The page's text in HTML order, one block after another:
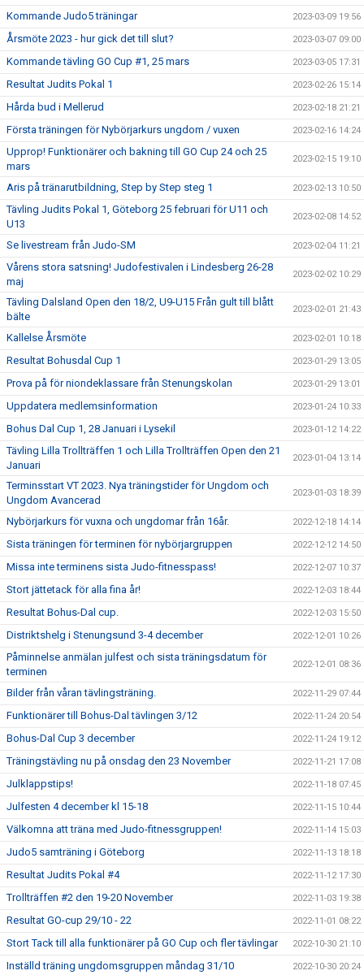
Kommande Judo5 träningar 2023-03-09 19:56
Årsmöte 2023 - hur gick det till slut? 2023-03-07 09:00
Kommande tävling GO Cup #1, 25 mars 2023-03-05 17:31
Resultat Judits Pokal 1 2023-02-26 15:14
Hårda bud i Mellerud 2023-02-18 21:21
Första träningen för Nybörjarkurs ungdom / vuxen 2023-02-16 14:24
Upprop! Funktionärer och bakning till GO Cup 24 och 25
mars
2023-02-15 19:10
Aris på tränarutbildning, Step by Step steg 1 2023-02-13 10:50
Tävling Judits Pokal 1, Göteborg 25 februari för U11 och
U13
2023-02-08 14:52
Se livestream från Judo-SM 2023-02-04 11:21
Vårens stora satsning! Judofestivalen i Lindesberg 26-28
maj
2023-02-02 10:29
Tävling Dalsland Open den 18/2, U9-U15 Från gult till blått
bälte
2023-02-01 21:43
Kallelse Årsmöte 2023-02-01 10:18
Resultat Bohusdal Cup 1 2023-01-29 13:05
Prova på för niondeklassare från Stenungskolan 2023-01-29 13:01
Uppdatera medlemsinformation 2023-01-24 10:33
Bohus Dal Cup 1, 28 Januari i Lysekil 2023-01-12 14:22
Tävling Lilla Trollträffen 1 och Lilla Trollträffen Open den 21
Januari
2023-01-04 13:14
Terminsstart VT 2023. Nya träningstider för Ungdom och
Ungdom Avancerad
2023-01-03 18:39
Nybörjarkurs för vuxna och ungdomar från 16år. 2022-12-18 14:14
Sista träningen för terminen för nybörjargruppen 2022-12-12 14:50
Missa inte terminens sista Judo-fitnesspass! 2022-12-07 10:37
Stort jättetack för alla fina år! 2022-12-03 18:44
Resultat Bohus-Dal cup. 2022-12-03 15:50
Distriktshelg i Stenungsund 3-4 december 2022-12-01 10:26
Påminnelse anmälan julfest och sista träningsdatum för
terminen
2022-12-01 08:36
Bilder från våran tävlingsträning. 2022-11-29 07:44
Funktionärer till Bohus-Dal tävlingen 3/12 2022-11-24 20:54
Bohus-Dal Cup 3 december 2022-11-24 19:12
Träningstävling nu på onsdag den 23 November 2022-11-21 17:08
Julklappstips! 2022-11-18 07:45
Julfesten 4 december kl 15-18 2022-11-15 10:44
Välkomna att träna med Judo-fitnessgruppen! 2022-11-14 15:03
Judo5 samträning i Göteborg 2022-11-13 18:18
Resultat Judits Pokal #4 2022-11-12 17:30
Trollträffen #2 den 19-20 November 2022-11-03 19:38
Resultat GO-cup 29/10 - 22 2022-11-01 08:22
Stort Tack till alla funktionärer på GO Cup och fler tävlingar 2022-10-30 21:10
Inställd träning ungdomsgruppen måndag 31/10 2022-10-30 20:24